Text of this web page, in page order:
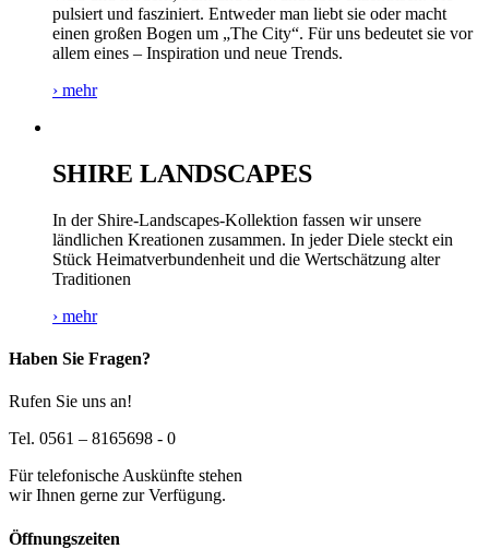
pulsiert und fasziniert. Entweder man liebt sie oder macht
einen großen Bogen um „The City“. Für uns bedeutet sie vor
allem eines – Inspiration und neue Trends.
› mehr
SHIRE LANDSCAPES
In der Shire-Landscapes-Kollektion fassen wir unsere
ländlichen Kreationen zusammen. In jeder Diele steckt ein
Stück Heimatverbundenheit und die Wertschätzung alter
Traditionen
› mehr
Haben Sie Fragen?
Rufen Sie uns an!
Tel. 0561 – 8165698 - 0
Für telefonische Auskünfte stehen
wir Ihnen gerne zur Verfügung.
Öffnungszeiten